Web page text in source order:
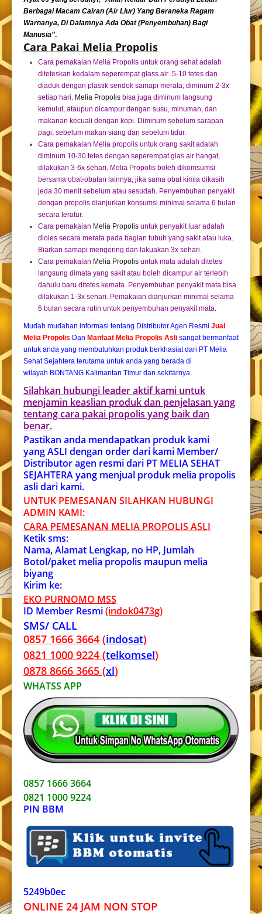
Berbagai Macam Cairan (Air Liur) Yang Beraneka Ragam
Warnanya, Di Dalamnya Ada Obat (Penyembuhan) Bagi
Manusia”.
Cara Pakai Melia Propolis
Cara pemakaian Melia Propolis untuk orang sehat adalah
diteteskan kedalam seperempat glass air 5-10 tetes dan
diaduk dengan plastik sendok samapi merata, diminum 2-3x
setiap hari. Melia Propolis bisa juga diminum langsung
kemulut, ataupun dicampur dengan susu, minuman, dan
makanan kecuali dengan kopi. Diminum sebelum sarapan
pagi, sebelum makan siang dan sebelum tidur.
Cara pemakaian Melia propolis untuk orang sakit adalah
diminum 10-30 tetes dengan seperempat glas air hangat,
dilakukan 3-6x sehari. Melia Propolis boleh dikomsumsi
bersama obat-obatan lainnya, jika sama obat kimia dikasih
jeda 30 menit sebelum atau sesudah. Penyembuhan penyakit
dengan propolis dianjurkan konsumsi minimal selama 6 bulan
secara teratur.
Cara pemakaian Melia Propolis untuk penyakit luar adalah
dioles secara merata pada bagian tubuh yang sakit atau luka.
Biarkan samapi mengering dan lakuakan 3x sehari.
Cara pemakaian Melia Propolis untuk mata adalah ditetes
langsung dimata yang sakit atau boleh dicampur air terlebih
dahulu baru ditetes kemata. Penyembuhan penyakit mata bisa
dilakukan 1-3x sehari. Pemakaian dianjurkan minimal selama
6 bulan secara rutin untuk penyembuhan penyakit mata.
Mudah mudahan informasi tentang Distributor Agen Resmi Jual
Melia Propolis Dan Manfaat Melia Propolis Asli sangat bermanfaat
untuk anda yang membutuhkan produk berkhasiat dari PT Melia
Sehat Sejahtera terutama untuk anda yang berada di
wilayah BONTANG Kalimantan Timur dan sekitarnya.
Silahkan hubungi leader aktif kami untuk
menjamin keaslian produk dan penjelasan yang
tentang cara pakai propolis yang baik dan
benar.
Pastikan anda mendapatkan produk kami
yang ASLI dengan order dari kami Member/
Distributor agen resmi dari PT MELIA SEHAT
SEJAHTERA yang menjual produk melia propolis
asli dari kami.
UNTUK PEMESANAN SILAHKAN HUBUNGI
ADMIN KAMI:
CARA PEMESANAN MELIA PROPOLIS ASLI
Ketik sms:
Nama, Alamat Lengkap, no HP, Jumlah
Botol/paket melia propolis maupun melia
biyang
Kirim ke:
EKO PURNOMO MSS
ID Member Resmi(indok0473g)
SMS/ CALL
0857 1666 3664 (indosat)
0821 1000 9224 (telkomsel)
0878 8666 3665 (xl)
WHATSS APP
0857 1666 3664
0821 1000 9224
PIN BBM
5249b0ec
ONLINE 24 JAM NON STOP